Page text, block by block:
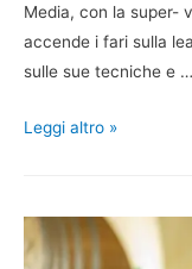
Media, con la super-
accende i fari sulla
sulle sue tecniche e …
Leggi altro »